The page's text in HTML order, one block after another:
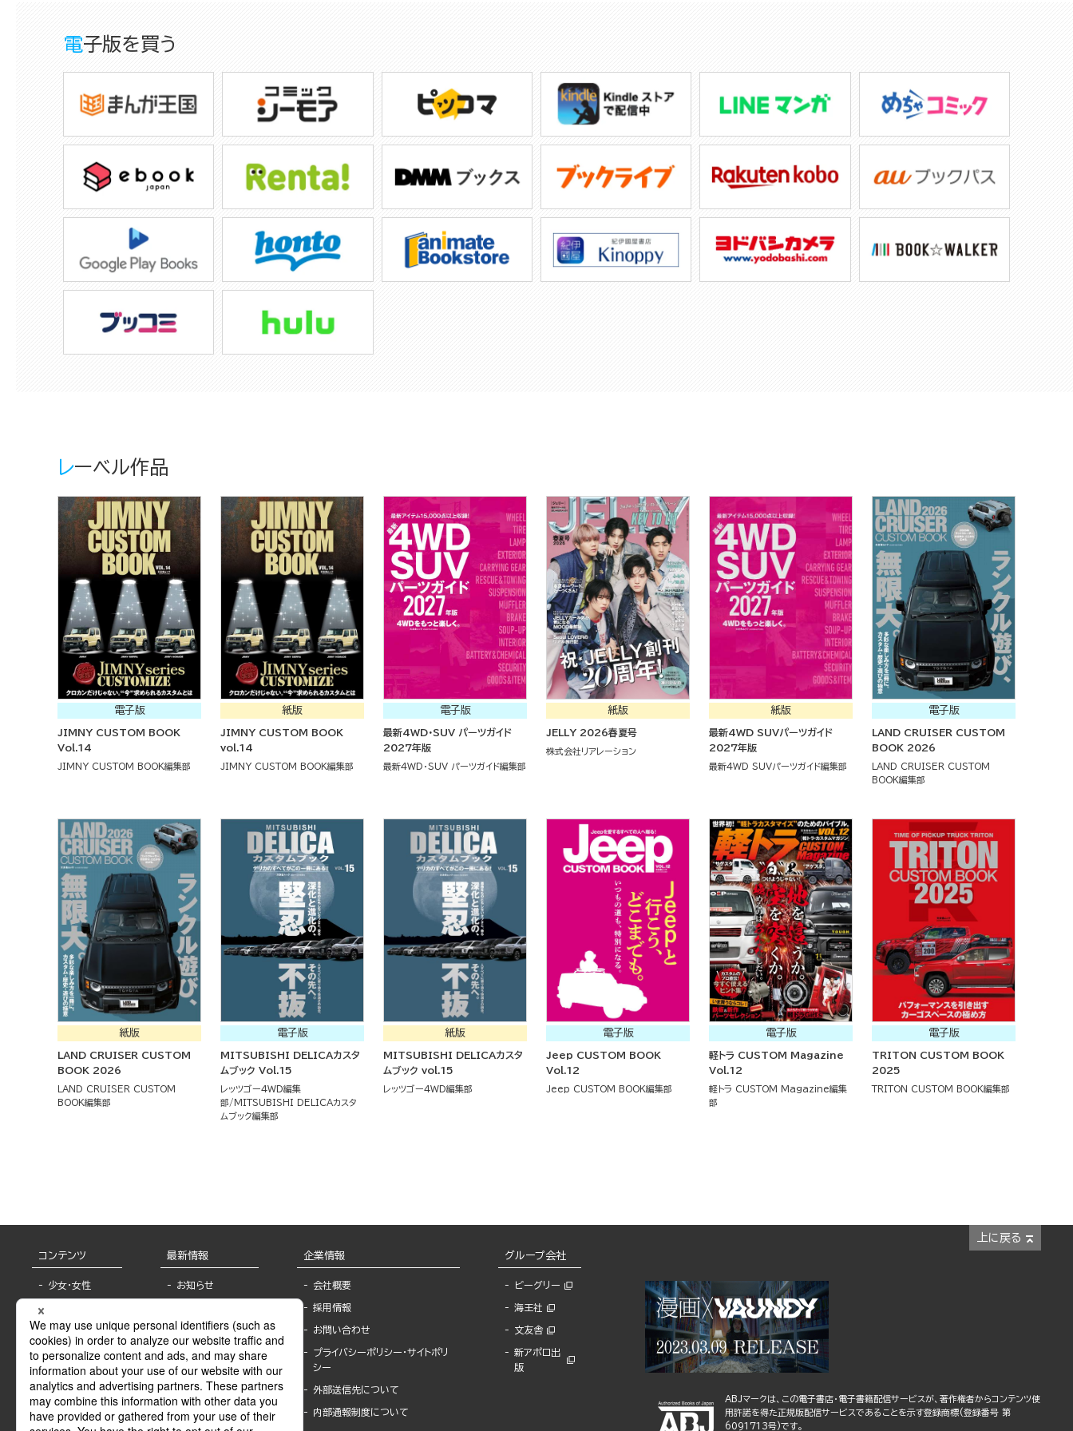
電子版を買う
レーベル作品
電子版
JIMNY CUSTOM BOOK
Vol.14
JIMNY CUSTOM BOOK編集部
紙版
JIMNY CUSTOM BOOK
vol.14
JIMNY CUSTOM BOOK編集部
電子版
最新4WD・SUV パーツガイド
2027年版
最新4WD・SUV パーツガイド編集部
紙版
JELLY 2026春夏号
株式会社リアレーション
紙版
最新4WD SUVパーツガイド
2027年版
最新4WD SUVパーツガイド編集部
電子版
LAND CRUISER CUSTOM
BOOK 2026
LAND CRUISER CUSTOM
BOOK編集部
紙版
LAND CRUISER CUSTOM
BOOK 2026
LAND CRUISER CUSTOM
BOOK編集部
電子版
MITSUBISHI DELICAカスタ
ムブック Vol.15
レッツゴー4WD編集
部
MITSUBISHI DELICAカスタ
ムブック編集部
紙版
MITSUBISHI DELICAカスタ
ムブック vol.15
レッツゴー4WD編集部
電子版
Jeep CUSTOM BOOK
Vol.12
Jeep CUSTOM BOOK編集部
電子版
軽トラ CUSTOM Magazine
Vol.12
軽トラ CUSTOM Magazine編集
部
電子版
TRITON CUSTOM BOOK
2025
TRITON CUSTOM BOOK編集部
上に戻る
コンテンツ
少女・女性
BL
ライトノベル
青年・一般
グラビア・写真
最新情報
お知らせ
報
書店様へ
海外ライセンシー
公式SNSアカウ
ント
作家一覧
企業情報
会社概要
採用情報
お問い合わせ
プライバシーポリシー・サイトポリ
シー
外部送信先について
内部通報制度について
グループ会社
ビーグリー
海王社
文友舎
新アポロ出
版
ABJマークは、この電子書店・電子書籍配信サービスが、著作権者からコンテンツ使
用許諾を得た正規版配信サービスであることを示す登録商標(登録番号 第
6091713号)です。